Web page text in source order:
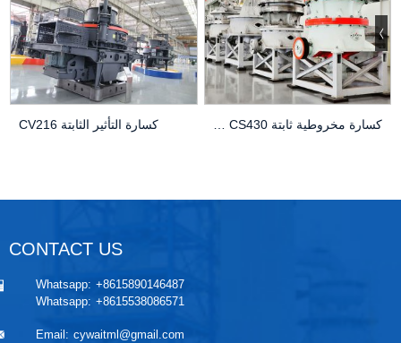
كسارة مخروطية ثابتة CS430 ذات تأثير سحق أفضل كسارة التأثير الثابتة CV216
CONTACT US
Whatsapp: +8615890146487
Whatsapp: +8615538086571
Email: cywaitml@gmail.com